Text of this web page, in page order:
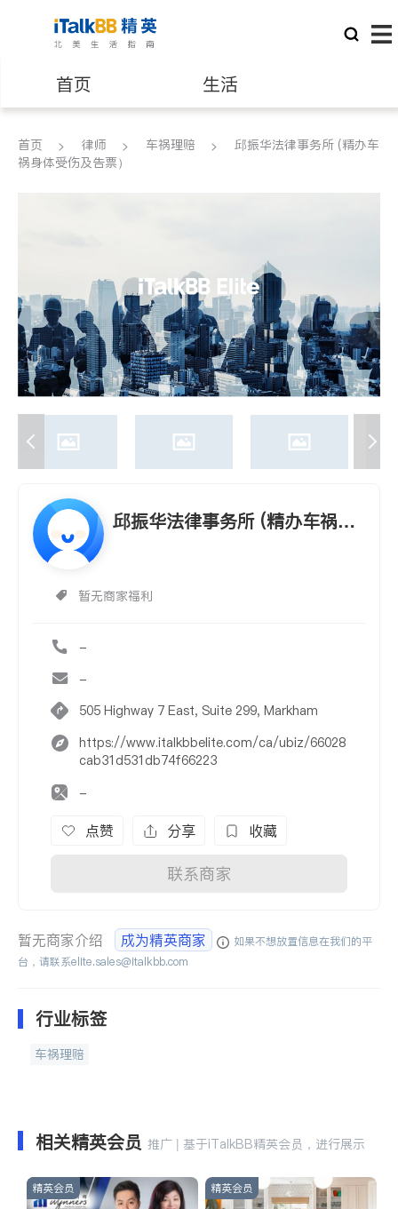
首页 生活
医生 律师
建筑装修
首页 律师 车祸理赔
邱振华法律事务所 (精办车
祸身体受伤及告票）
邱振华法律事务所 (精办车祸身
暂无商家福利
-
-
505 Highway 7 East, Suite 299, Markham
https://www.italkbbelite.com/ca/ubiz/66028
cab31d531db74f66223
-
点赞 分享 收藏
联系商家
暂无商家介绍 成为精英商家
如果不想放置信息在我们的平
台，请联系elite.sales@italkbb.com
行业标签
车祸理赔
相关精英会员 推广 | 基于iTalkBB精英会员，进行展示
精英会员 精英会员